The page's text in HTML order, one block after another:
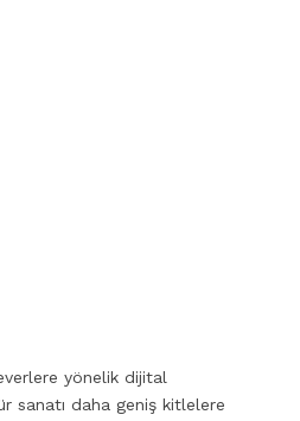
yönelik dijital
sanatı daha geniş kitlelere